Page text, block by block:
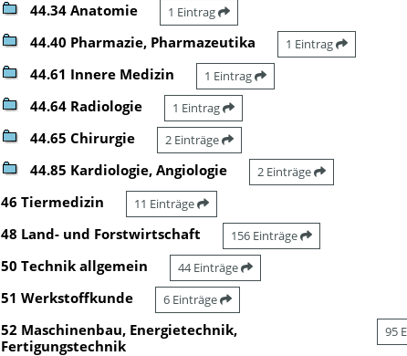
44.34 Anatomie 1 Eintrag
44.40 Pharmazie, Pharmazeutika 1 Eintrag
44.61 Innere Medizin 1 Eintrag
44.64 Radiologie 1 Eintrag
44.65 Chirurgie 2 Einträge
44.85 Kardiologie, Angiologie 2 Einträge
46 Tiermedizin 11 Einträge
48 Land- und Forstwirtschaft 156 Einträge
50 Technik allgemein 44 Einträge
51 Werkstoffkunde 6 Einträge
52 Maschinenbau, Energietechnik,
Fertigungstechnik
95